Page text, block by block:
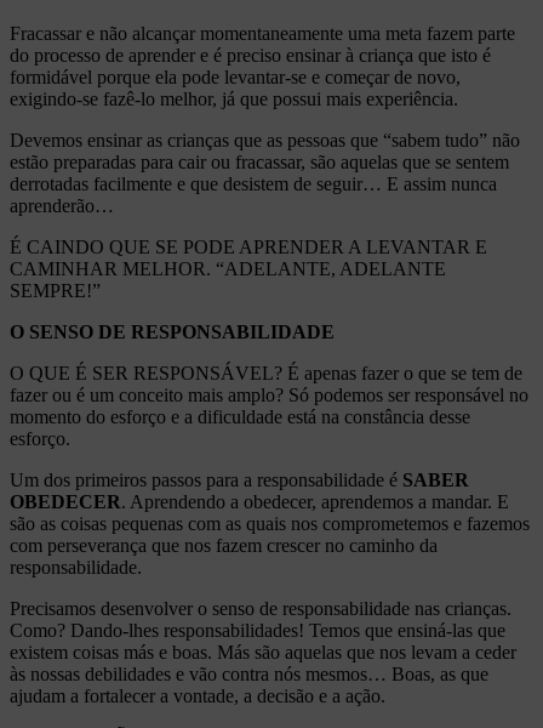
Fracassar e não alcançar momentaneamente uma meta fazem parte
do processo de aprender e é preciso ensinar à criança que isto é
formidável porque ela pode levantar-se e começar de novo,
exigindo-se fazê-lo melhor, já que possui mais experiência.
Devemos ensinar as crianças que as pessoas que “sabem tudo” não
estão preparadas para cair ou fracassar, são aquelas que se sentem
derrotadas facilmente e que desistem de seguir… E assim nunca
aprenderão…
É CAINDO QUE SE PODE APRENDER A LEVANTAR E
CAMINHAR MELHOR. “ADELANTE, ADELANTE
SEMPRE!”
O SENSO DE RESPONSABILIDADE
O QUE É SER RESPONSÁVEL? É apenas fazer o que se tem de
fazer ou é um conceito mais amplo? Só podemos ser responsável no
momento do esforço e a dificuldade está na constância desse
esforço.
Um dos primeiros passos para a responsabilidade é SABER
OBEDECER. Aprendendo a obedecer, aprendemos a mandar. E
são as coisas pequenas com as quais nos comprometemos e fazemos
com perseverança que nos fazem crescer no caminho da
responsabilidade.
Precisamos desenvolver o senso de responsabilidade nas crianças.
Como? Dando-lhes responsabilidades! Temos que ensiná-las que
existem coisas más e boas. Más são aquelas que nos levam a ceder
às nossas debilidades e vão contra nós mesmos… Boas, as que
ajudam a fortalecer a vontade, a decisão e a ação.